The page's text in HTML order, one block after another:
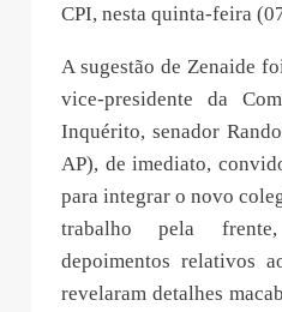
CPI, nesta quinta-feira
A sugestão de Zenaide
vice-presidente da
Inquérito, senador
AP), de imediato,
para integrar o novo
trabalho pela
depoimentos relativos
revelaram detalhes